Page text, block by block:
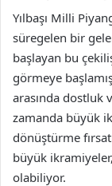
Yılbaşı Milli
süregelen bir
başlayan bu
görmeye
arasında dostluk
zamanda büyük
dönüştürme
büyük
olabiliyor.